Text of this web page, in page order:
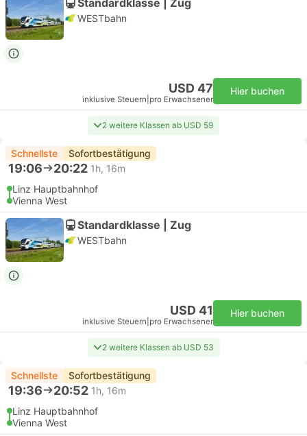
WESTbahn
USD 47
inklusive Steuern pro Erwachsener
Hier buchen
2 weitere Klassen ab USD 59
Schnellste Sofortbestätigung
19:06 20:22 1h, 16m
Linz Hauptbahnhof
Vienna West
Standardklasse | Zug
WESTbahn
USD 41
inklusive Steuern pro Erwachsener
Hier buchen
2 weitere Klassen ab USD 53
Schnellste Sofortbestätigung
19:36 20:52 1h, 16m
Linz Hauptbahnhof
Vienna West